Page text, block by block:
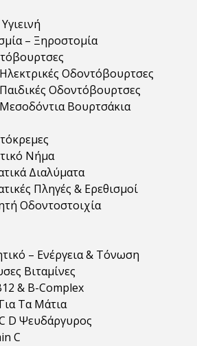
– Ξηροστομία
Ηλεκτρικές Οδοντόβουρτσες
Παιδικές Οδοντόβουρτσες
Μεσοδόντια Βουρτσάκια
Νήμα
Διαλύματα
Πληγές & Ερεθισμοί
Οδοντοστοιχία
– Ενέργεια & Τόνωση
Βιταμίνες
& Β-Complex
Τα Μάτια
D Ψευδάργυρος
C